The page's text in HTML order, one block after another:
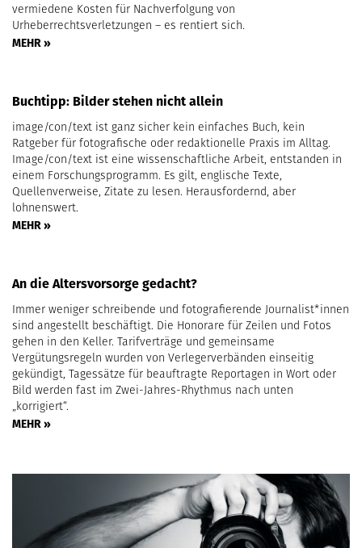
vermiedene Kosten für Nachverfolgung von
Urheberrechtsverletzungen – es rentiert sich.
MEHR »
Buchtipp: Bilder stehen nicht allein
image/con/text ist ganz sicher kein einfaches Buch, kein
Ratgeber für fotografische oder redaktionelle Praxis im Alltag.
Image/con/text ist eine wissenschaftliche Arbeit, entstanden in
einem Forschungsprogramm. Es gilt, englische Texte,
Quellenverweise, Zitate zu lesen. Herausfordernd, aber
lohnenswert.
MEHR »
An die Altersvorsorge gedacht?
Immer weniger schreibende und fotografierende Journalist*innen
sind angestellt beschäftigt. Die Honorare für Zeilen und Fotos
gehen in den Keller. Tarifverträge und gemeinsame
Vergütungsregeln wurden von Verlegerverbänden einseitig
gekündigt, Tagessätze für beauftragte Reportagen in Wort oder
Bild werden fast im Zwei-Jahres-Rhythmus nach unten
„korrigiert“.
MEHR »